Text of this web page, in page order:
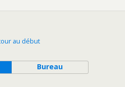
au début
Bureau